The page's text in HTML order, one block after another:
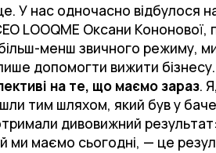
У нас одночасно відбулося
LOOQME Оксани Кононової,
менш звичного режиму,
допомогти вижити бізнесу.
на те, що маємо зараз.
тим шляхом, який був у
дивовижний результат:
ми маємо сьогодні, — це